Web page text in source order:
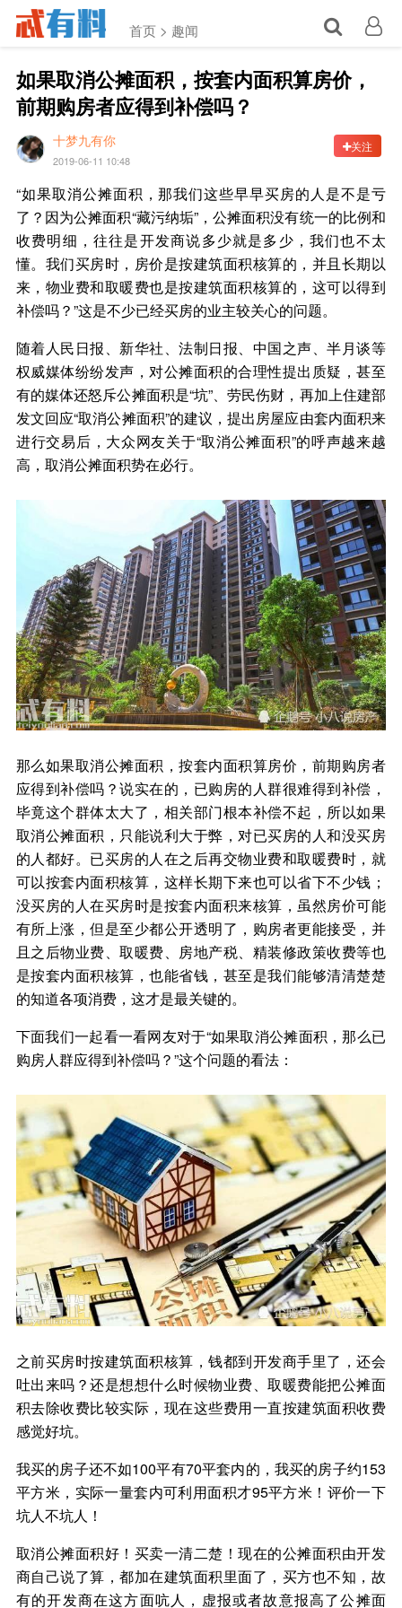
首页 > 趣闻
如果取消公摊面积，按套内面积算房价，
前期购房者应得到补偿吗？
十梦九有你
2019-06-11 10:48
关注
“如果取消公摊面积，那我们这些早早买房的人是不是亏
了？因为公摊面积“藏污纳垢”，公摊面积没有统一的比例和
收费明细，往往是开发商说多少就是多少，我们也不太
懂。我们买房时，房价是按建筑面积核算的，并且长期以
来，物业费和取暖费也是按建筑面积核算的，这可以得到
补偿吗？”这是不少已经买房的业主较关心的问题。
随着人民日报、新华社、法制日报、中国之声、半月谈等
权威媒体纷纷发声，对公摊面积的合理性提出质疑，甚至
有的媒体还怒斥公摊面积是“坑”、劳民伤财，再加上住建部
发文回应“取消公摊面积”的建议，提出房屋应由套内面积来
进行交易后，大众网友关于“取消公摊面积”的呼声越来越
高，取消公摊面积势在必行。
那么如果取消公摊面积，按套内面积算房价，前期购房者
应得到补偿吗？说实在的，已购房的人群很难得到补偿，
毕竟这个群体太大了，相关部门根本补偿不起，所以如果
取消公摊面积，只能说利大于弊，对已买房的人和没买房
的人都好。已买房的人在之后再交物业费和取暖费时，就
可以按套内面积核算，这样长期下来也可以省下不少钱；
没买房的人在买房时是按套内面积来核算，虽然房价可能
有所上涨，但是至少都公开透明了，购房者更能接受，并
且之后物业费、取暖费、房地产税、精装修政策收费等也
是按套内面积核算，也能省钱，甚至是我们能够清清楚楚
的知道各项消费，这才是最关键的。
下面我们一起看一看网友对于“如果取消公摊面积，那么已
购房人群应得到补偿吗？”这个问题的看法：
之前买房时按建筑面积核算，钱都到开发商手里了，还会
吐出来吗？还是想想什么时候物业费、取暖费能把公摊面
积去除收费比较实际，现在这些费用一直按建筑面积收费
感觉好坑。
我买的房子还不如100平有70平套内的，我买的房子约153
平方米，实际一量套内可利用面积才95平方米！评价一下
坑人不坑人！
取消公摊面积好！买卖一清二楚！现在的公摊面积由开发
商自己说了算，都加在建筑面积里面了，买方也不知，故
有的开发商在这方面吭人，虚报或者故意报高了公摊面